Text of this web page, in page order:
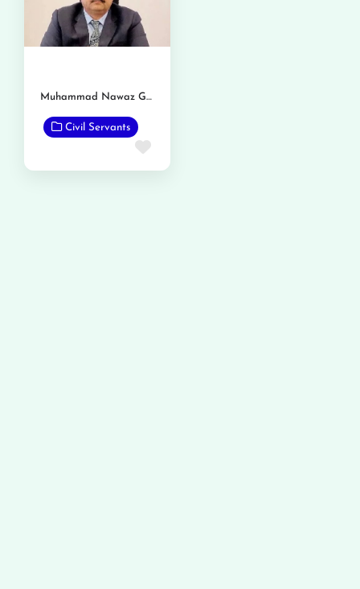
Muhammad Nawaz Gondal
Civil Servants
Favorite